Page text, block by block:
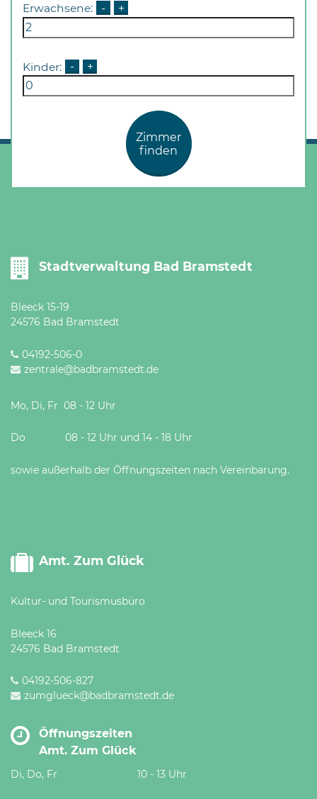
Erwachsene: - +
Kinder: - +
Zimmer
finden
Stadtverwaltung Bad Bramstedt
Bleeck 15-19
24576 Bad Bramstedt
04192-506-0
zentrale@badbramstedt.de
Mo, Di, Fr 08 - 12 Uhr
Do 08 - 12 Uhr und 14 - 18 Uhr
sowie außerhalb der Öffnungszeiten nach Vereinbarung.
Amt. Zum Glück
Kultur- und Tourismusbüro
Bleeck 16
24576 Bad Bramstedt
04192-506-827
zumglueck@badbramstedt.de
Öffnungszeiten
Amt. Zum Glück
Di, Do, Fr 10 - 13 Uhr